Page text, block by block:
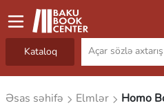
Kataloq
Əsas səhifə Elmlər
Homo